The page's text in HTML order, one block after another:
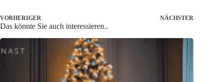
VORHERIGER NÄCHSTER
Das könnte Sie auch interessieren..